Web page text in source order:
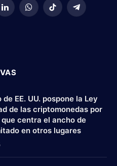
LinkedInWhatsApp
TikTok Telegram
de EE. UU. pospone la Ley
de las criptomonedas por
centra el ancho de
en otros lugares